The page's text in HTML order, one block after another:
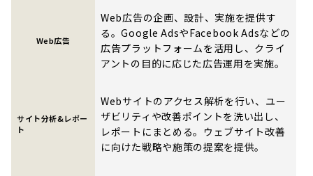
Web広告
Web広告の企画、設計、実施を提供す
る。Google AdsやFacebook Adsなどの
広告プラットフォームを活用し、クライ
アントの目的に応じた広告運用を実施。
サイト分析&レポー
ト
Webサイトのアクセス解析を行い、ユー
ザビリティや改善ポイントを洗い出し、
レポートにまとめる。ウェブサイト改善
に向けた戦略や施策の提案を提供。